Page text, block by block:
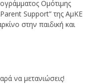
Ομότιμης
Support” της ΑμΚΕ
στην παιδική και
να μετανιώσεις!